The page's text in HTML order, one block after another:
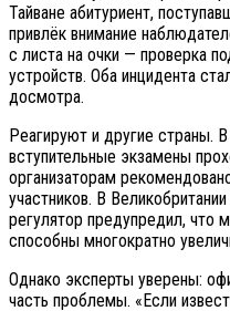
Тайване абитуриент,
привлёк внимание
с листа на очки — проверка
устройств. Оба инцидента
досмотра.
Реагируют и другие страны.
вступительные экзамены
организаторам
участников. В
регулятор предупредил, что
способны многократно
Однако эксперты уверены:
часть проблемы. «Если